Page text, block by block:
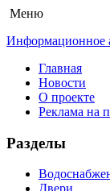
Меню
Главная
Новости
О проекте
Реклама на
Разделы